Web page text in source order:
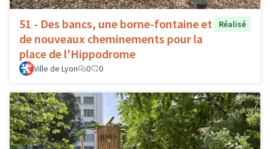
51 - Des bancs, une borne-fontaine et
de nouveaux cheminements pour la
place de l'Hippodrome
Réalisé
Ville de Lyon 0 0